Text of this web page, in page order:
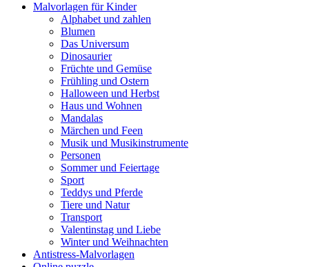
Malvorlagen für Kinder
Alphabet und zahlen
Blumen
Das Universum
Dinosaurier
Früchte und Gemüse
Frühling und Ostern
Halloween und Herbst
Haus und Wohnen
Mandalas
Märchen und Feen
Musik und Musikinstrumente
Personen
Sommer und Feiertage
Sport
Teddys und Pferde
Tiere und Natur
Transport
Valentinstag und Liebe
Winter und Weihnachten
Antistress-Malvorlagen